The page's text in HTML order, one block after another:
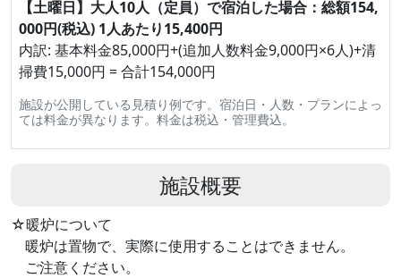
【土曜日】大人10人（定員）で宿泊した場合：総額154,
000円(税込) 1人あたり15,400円
内訳: 基本料金85,000円+(追加人数料金9,000円×6人)+清
掃費15,000円 = 合計154,000円
施設が公開している見積り例です。宿泊日・人数・プランによっ
ては料金が異なります。料金は税込・管理費込。
施設概要
☆暖炉について
暖炉は置物で、実際に使用することはできません。
ご注意ください。